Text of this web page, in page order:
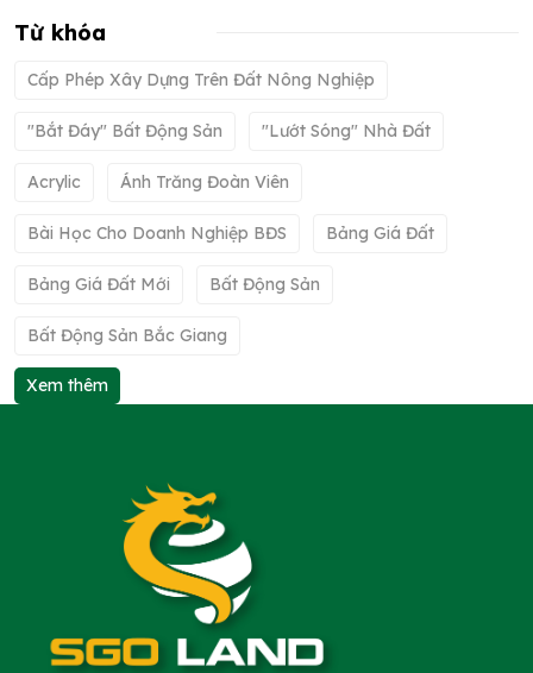
Từ khóa
Cấp Phép Xây Dựng Trên Đất Nông Nghiệp
"bắt Đáy" Bất Động Sản "lướt Sóng" Nhà Đất
Acrylic Ánh Trăng Đoàn Viên
Bài Học Cho Doanh Nghiệp BĐS Bảng Giá Đất
Bảng Giá Đất Mới Bất Động Sản
Bất Động Sản Bắc Giang
Xem thêm